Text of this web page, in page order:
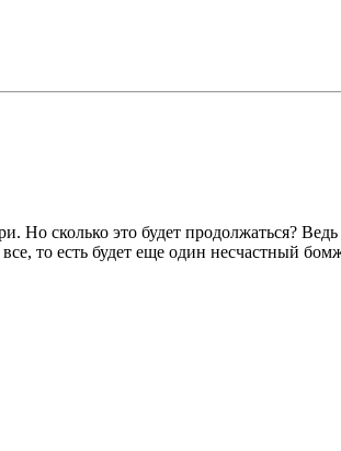
Но сколько это будет продолжаться?
то есть будет еще один несчастный